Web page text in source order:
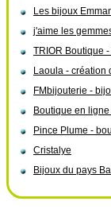
Les bijoux
j'aime les
TRIOR Boutique
Laoula - création
FMbijouterie -
Boutique en ligne
Pince Plume -
Cristalye
Bijoux du pays